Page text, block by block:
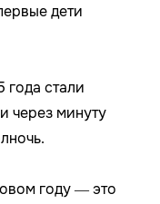
дети
стали
через минуту
году — это